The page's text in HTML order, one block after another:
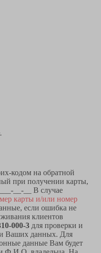
кодом на обратной
при получении карты,
__-__ В случае
карты и/или номер
если ошибка не
клиентов
000-3 для проверки и
Ваших данных. Для
данные Вам будет